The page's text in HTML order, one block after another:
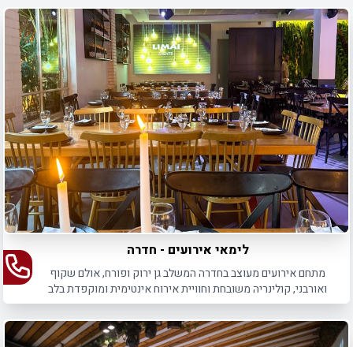
מקומות אולמות לחינה בחדרה, שעליהם אנשים ממליצים. ישנם
אולמות, גני אירועים, מתחמים קולינריים הטובלים בירק ואולמות
מפוארים שכמו יצאו מהסרטים. בחרו את מה שמתאים, ותחגגו
בגדול את הרגעים החשובים.
לימאי אירועים - חדרה
מתחם אירועים מעוצב בחדרה המשלב גן ירוק ופורח, אולם שקוף
ואורבני, קולינריה משובחת וחוויית אירוח אינטימית ומוקפדת בלב
צומת מרכזי ונגיש.